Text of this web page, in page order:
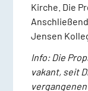
Kirche. Die
Jensen
Info: Die
vakant, seit